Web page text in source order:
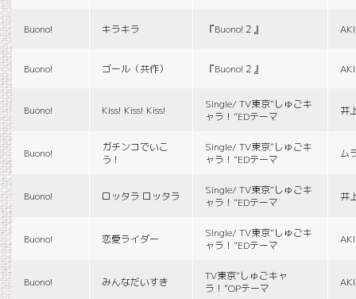
Buono! キラキラ 『Buono!２』
Buono! ゴール（共作） 『Buono!２』
Buono! Kiss! Kiss! Kiss!
Single/ TV東京“しゅごキ
ャラ！”EDテーマ
井
Buono!
ガチンコでいこ
う！
Single/ TV東京“しゅごキ
ャラ！”EDテーマ
ム
Buono! ロッタラ ロッタラ
Single/ TV東京“しゅごキ
ャラ！”EDテーマ
井
Buono! 恋愛ライダー
Single/ TV東京“しゅごキ
ャラ！”EDテーマ
Buono! みんなだいすき
TV東京“しゅごキャ
ラ！”OPテーマ